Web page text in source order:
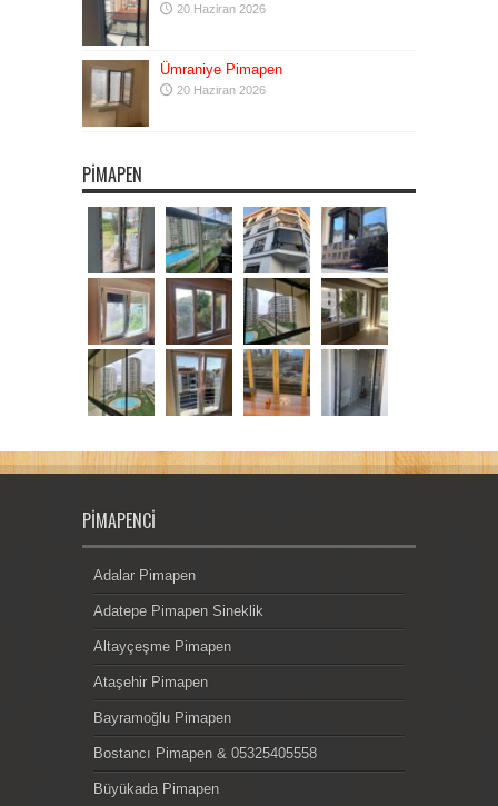
20 Haziran 2026
Ümraniye Pimapen
20 Haziran 2026
PIMAPEN
PIMAPENCI
Adalar Pimapen
Adatepe Pimapen Sineklik
Altayçeşme Pimapen
Ataşehir Pimapen
Bayramoğlu Pimapen
Bostancı Pimapen & 05325405558
Büyükada Pimapen